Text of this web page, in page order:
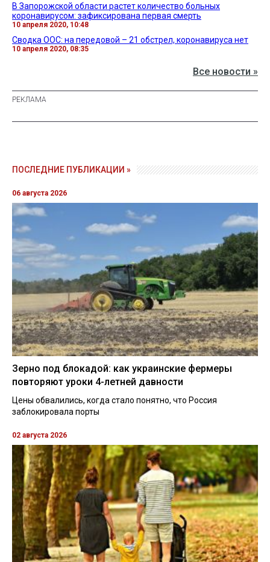
В Запорожской области растет количество больных
коронавирусом: зафиксирована первая смерть
10 апреля 2020, 10:48
Сводка ООС: на передовой – 21 обстрел, коронавируса нет
10 апреля 2020, 08:35
Все новости »
ПОСЛЕДНИЕ ПУБЛИКАЦИИ »
06 августа 2026
Зерно под блокадой: как украинские фермеры
повторяют уроки 4-летней давности
Цены обвалились, когда стало понятно, что Россия
заблокировала порты
02 августа 2026